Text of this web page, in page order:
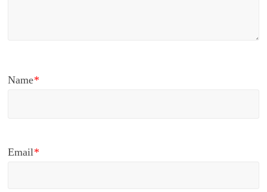
Name*
Email*